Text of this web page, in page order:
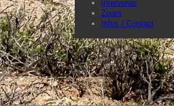
Interviews
Zoom
Infos / Contact